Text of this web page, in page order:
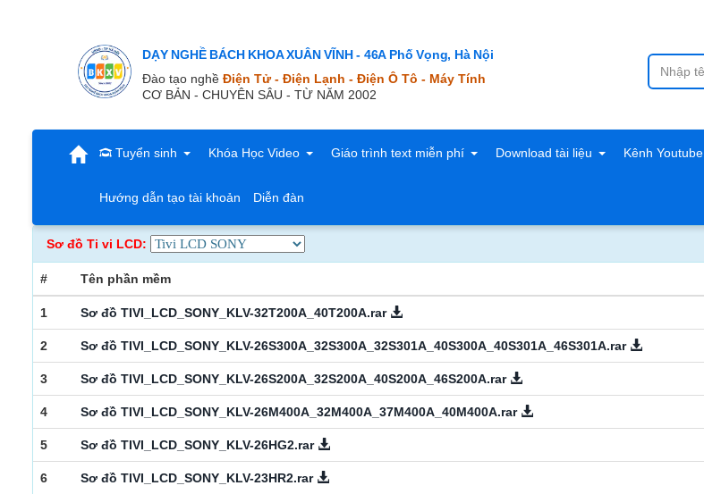
DẠY NGHỀ BÁCH KHOA XUÂN VĨNH - 46A Phố Vọng, Hà Nội
Đào tạo nghề Điện Tử - Điện Lạnh - Điện Ô Tô - Máy Tính
CƠ BẢN - CHUYÊN SÂU - TỪ NĂM 2002
Tuyển sinh Khóa Học Video Giáo trình text miễn phí Download tài liệu Kênh Youtube
Hướng dẫn tạo tài khoản Diễn đàn
Sơ đồ Ti vi LCD:
# Tên phần mềm
1 Sơ đồ TIVI_LCD_SONY_KLV-32T200A_40T200A.rar
2 Sơ đồ TIVI_LCD_SONY_KLV-26S300A_32S300A_32S301A_40S300A_40S301A_46S301A.rar
3 Sơ đồ TIVI_LCD_SONY_KLV-26S200A_32S200A_40S200A_46S200A.rar
4 Sơ đồ TIVI_LCD_SONY_KLV-26M400A_32M400A_37M400A_40M400A.rar
5 Sơ đồ TIVI_LCD_SONY_KLV-26HG2.rar
6 Sơ đồ TIVI_LCD_SONY_KLV-23HR2.rar